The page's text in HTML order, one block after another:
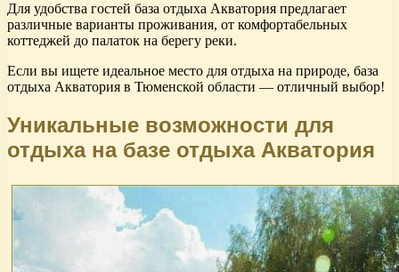
Для удобства гостей база отдыха Акватория предлагает
различные варианты проживания, от комфортабельных
коттеджей до палаток на берегу реки.
Если вы ищете идеальное место для отдыха на природе, база
отдыха Акватория в Тюменской области — отличный выбор!
Уникальные возможности для
отдыха на базе отдыха Акватория